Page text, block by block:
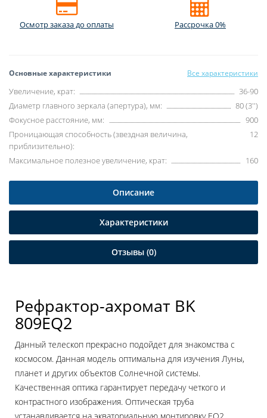
Осмотр заказа до оплаты Рассрочка 0%
Основные характеристики Все характеристики
Увеличение, крат:
36-90
Диаметр главного зеркала (апертура), мм:
80 (3'')
Фокусное расстояние, мм:
900
Проницающая способность (звездная величина,
приблизительно):
12
Максимальное полезное увеличение, крат: 160
Описание
Характеристики
Отзывы (0)
Рефрактор-ахромат BK
809EQ2
Данный телескоп прекрасно подойдет для знакомства с
космосом. Данная модель оптимальна для изучения Луны,
планет и других объектов Солнечной системы.
Качественная оптика гарантирует передачу четкого и
контрастного изображения. Оптическая труба